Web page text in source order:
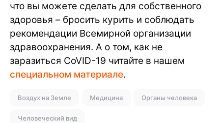
что вы можете сделать для собственного
здоровья – бросить курить и соблюдать
рекомендации Всемирной организации
здравоохранения. А о том, как не
заразиться CoVID-19 читайте в нашем
специальном материале.
Воздух на Земле Медицина Органы человека
Человеческий вид